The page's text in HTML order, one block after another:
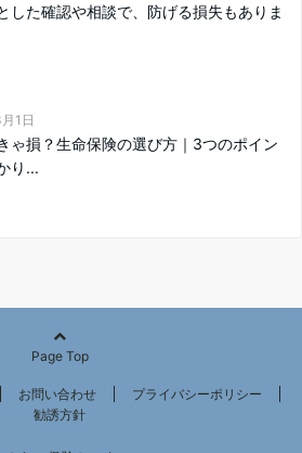
した確認や相談で、防げる損失もありま
1日
ゃ損？生命保険の選び方｜3つのポイン
り...
Page Top
お問い合わせ
プライバシーポリシー
勧誘方針